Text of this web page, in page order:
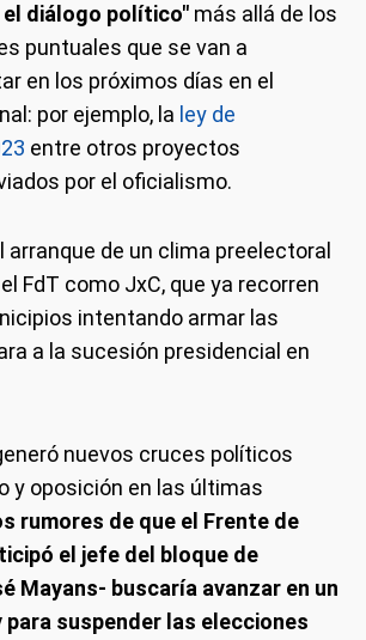
el diálogo político" más allá de los
puntuales que se van a
en los próximos días en el
por ejemplo, la ley de
entre otros proyectos
por el oficialismo.
arranque de un clima preelectoral
FdT como JxC, que ya recorren
intentando armar las
a la sucesión presidencial en
nuevos cruces políticos
y oposición en las últimas
rumores de que el Frente de
el jefe del bloque de
Mayans- buscaría avanzar en un
suspender las elecciones